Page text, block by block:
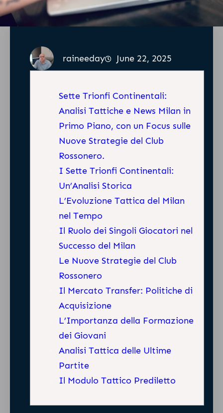
raineeday June 22, 2025
Sette Trionfi Continentali:
Analisi Tattiche e News Milan in
Primo Piano, con un Focus sulle
Nuove Strategie del Club
Rossonero.
I Sette Trionfi Continentali:
Un’Analisi Storica
L’Evoluzione Tattica del Milan
nel Tempo
Il Ruolo dei Singoli Giocatori nel
Successo del Milan
Le Nuove Strategie del Club
Rossonero
Il Mercato Transfer: Politiche di
Acquisizione
L’Importanza della Formazione
dei Giovani
Analisi Tattica delle Ultime
Partite
Il Modulo Tattico Prediletto